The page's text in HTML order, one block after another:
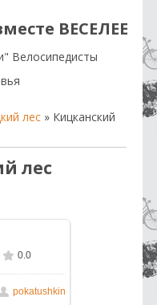
ВЕСЕЛЕЕ
Велосипедисты
лес » Кицканский
лес
1600x1200
0.0
pokatushkin